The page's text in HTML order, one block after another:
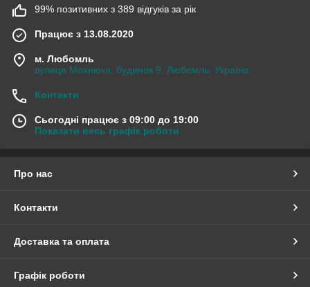
99% позитивних з 389 відгуків за рік
Працює з 13.08.2020
м. Любомль
вулиця Мохнюка, будинок 9, Любомль, Україна
Контакти
Сьогодні працює з 09:00 до 19:00
Показати весь графік роботи
Про нас
Контакти
Доставка та оплата
Графік роботи